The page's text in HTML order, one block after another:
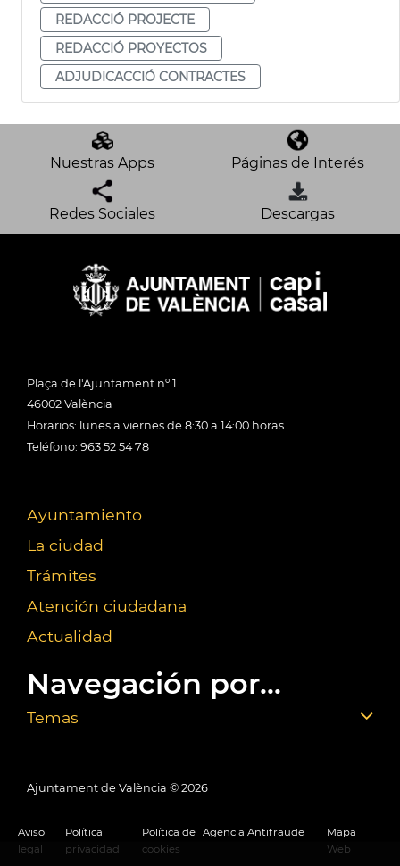
REDACCIÓ PROJECTE
REDACCIÓ PROYECTOS
ADJUDICACCIÓ CONTRACTES
Nuestras Apps Páginas de Interés
Redes Sociales Descargas
Plaça de l'Ajuntament nº 1
46002 València
Horarios: lunes a viernes de 8:30 a 14:00 horas
Teléfono: 963 52 54 78
Ayuntamiento
La ciudad
Trámites
Atención ciudadana
Actualidad
Navegación por...
Temas
Ajuntament de València © 2026
Aviso
legal
Política
privacidad
Política de
cookies
Agencia Antifraude
Mapa
Web